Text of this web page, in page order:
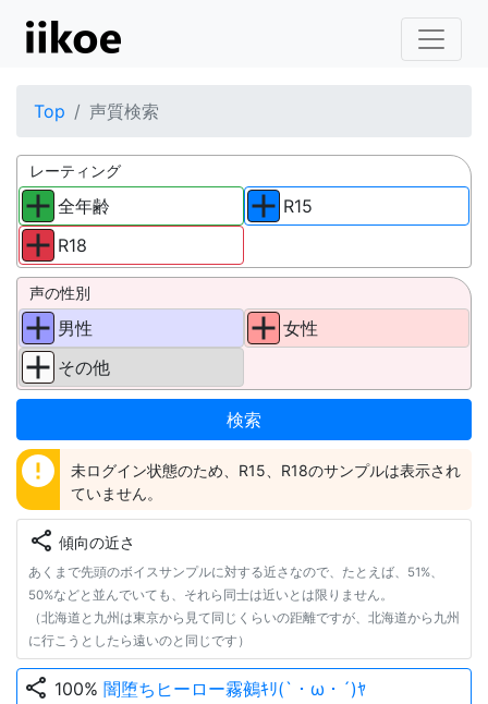
Top 声質検索
レーティング
全年齢
R18
R15
声の性別
男性
その他
女性
error
未ログイン状態のため、R15、R18のサンプルは表示され
ていません。
share 傾向の近さ
あくまで先頭のボイスサンプルに対する近さなので、たとえば、51%、
50%などと並んでいても、それら同士は近いとは限りません。
（北海道と九州は東京から見て同じくらいの距離ですが、北海道から九州
に行こうとしたら遠いのと同じです）
share 100% 闇堕ちヒーロー霧鵺ｷﾘ(`・ω・´)ﾔ